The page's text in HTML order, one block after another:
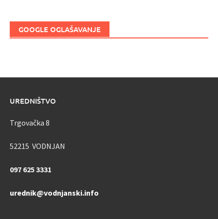
GOOGLE OGLAŠAVANJE
UREDNIŠTVO
Trgovačka 8
52215 VODNJAN
097 625 3331
urednik@vodnjanski.info